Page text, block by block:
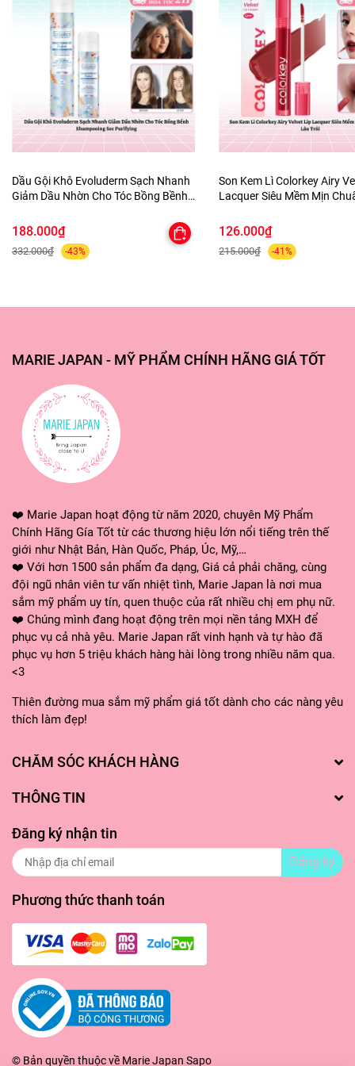
quả lựu dưỡng ẩm hoàn hảo.
Dầu Gội Khô Evoluderm Sạch Nhanh
Giảm Dầu Nhờn Cho Tóc Bồng Bềnh
188.000₫
332.000₫ -43%
Son Kem Lì Colorkey Airy
Lacquer Siêu Mềm Mịn
126.000₫
215.000₫ -41%
MARIE JAPAN - MỸ PHẨM CHÍNH HÃNG GIÁ TỐT
❤️ Marie Japan hoạt động từ năm 2020, chuyên Mỹ Phẩm
Chính Hãng Gía Tốt từ các thương hiệu lớn nổi tiếng trên thế
giới như Nhật Bản, Hàn Quốc, Pháp, Úc, Mỹ,…
❤️ Với hơn 1500 sản phẩm đa dạng, Giá cả phải chăng, cùng
đội ngũ nhân viên tư vấn nhiệt tình, Marie Japan là nơi mua
sắm mỹ phẩm uy tín, quen thuộc của rất nhiều chị em phụ nữ.
❤️ Chúng mình đang hoạt động trên mọi nền tảng MXH để
phục vụ cả nhà yêu. Marie Japan rất vinh hạnh và tự hào đã
phục vụ hơn 5 triệu khách hàng hài lòng trong nhiều năm qua.
<3
Thiên đường mua sắm mỹ phẩm giá tốt dành cho các nàng yêu
thích làm đẹp!
CHĂM SÓC KHÁCH HÀNG
THÔNG TIN
Đăng ký nhận tin
Đăng ký
Phương thức thanh toán
© Bản quyền thuộc về Marie Japan Sapo